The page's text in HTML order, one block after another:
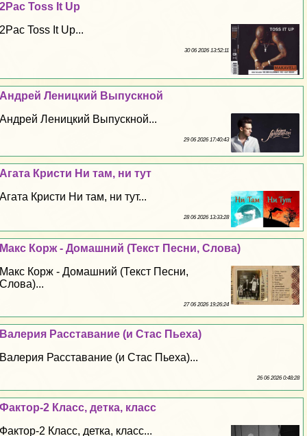
2Pac Toss It Up
2Pac Toss It Up...
30 06 2026 13:52:11
Андрей Леницкий Выпускной
Андрей Леницкий Выпускной...
29 06 2026 17:40:43
Агата Кристи Ни там, ни тут
Агата Кристи Ни там, ни тут...
28 06 2026 13:33:28
Макс Корж - Домашний (Текст Песни, Слова)
Макс Корж - Домашний (Текст Песни,
Слова)...
27 06 2026 19:26:24
Валерия Расставание (и Стас Пьеха)
Валерия Расставание (и Стас Пьеха)...
26 06 2026 0:48:28
Фактор-2 Класс, детка, класс
Фактор-2 Класс, детка, класс...